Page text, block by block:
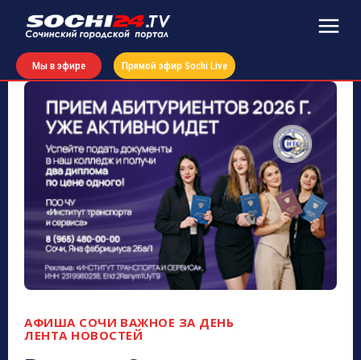
Мы в эфире Прямой эфир Sochi Live
АФИША СОЧИ ВАЖНОЕ ЗА ДЕНЬ
ЛЕНТА НОВОСТЕЙ